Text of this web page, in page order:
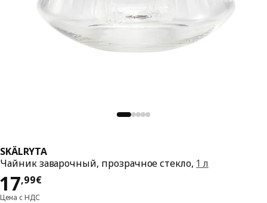
SKÄLRYTA
Чайник заварочный, прозрачное стекло, 1 л
17,99€
Цена 17,99€
Цена с НДС